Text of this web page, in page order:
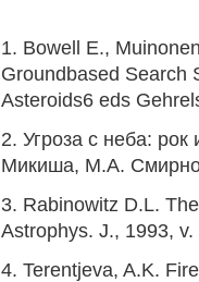
1. Bowell Е.,
Groundbased Search
Asteroids6 eds
2. Угроза с неба:
Микиша, М.А.
3. Rabinowitz D.L.
Astrophys. J., 1993,
4. Terentjeva, A.K.